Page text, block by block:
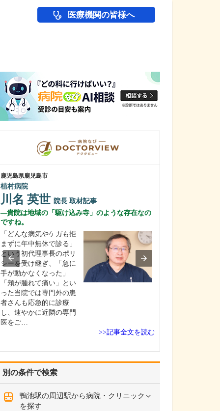
医療機関の皆様へ
別の条件で検索
鴨池駅の周辺駅から病院・クリニック
を探す
鹿児島県鹿児島市
植村病院
川名 英世 院長 取材記事
貴院は地域の「駆け込み寺」のような存在なの
ですね。
「どんな病気やケガも拒
まずに年中無休で診る」
という初代理事長のポリ
シーを受け継ぎ、「急に
手が動かなくなった」
「頬が腫れて痛い」とい
った当院では専門外の患
者さんも応急的に診療
し、速やかに近隣の専門
医をご…
>>記事全文を読む